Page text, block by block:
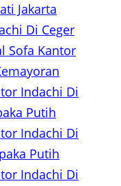
Jakarta
Di Ceger
Sofa Kantor
Indachi Di
Putih
Indachi Di
Putih
Indachi Di